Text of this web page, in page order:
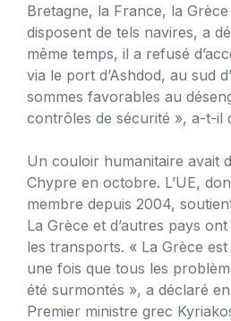
Bretagne, la France, la
disposent de tels navires, a
même temps, il a refusé
via le port d’Ashdod, au sud
sommes favorables au
contrôles de sécurité », a-t-il
Un couloir humanitaire avait
Chypre en octobre. L’UE,
membre depuis 2004,
La Grèce et d’autres pays
les transports. « La Grèce
une fois que tous les
été surmontés », a déclaré
Premier ministre grec